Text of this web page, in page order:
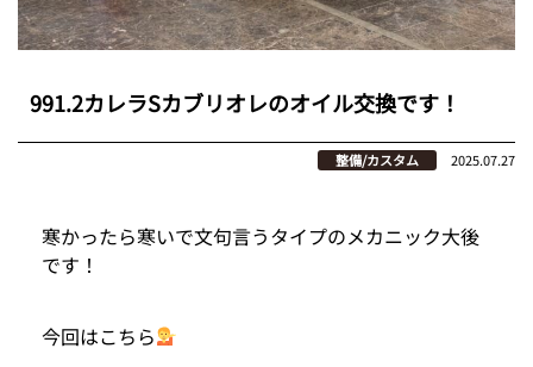
991.2カレラSカブリオレのオイル交換です！
整備/カスタム 2025.07.27
寒かったら寒いで文句言うタイプのメカニック大後
です！
今回はこちら